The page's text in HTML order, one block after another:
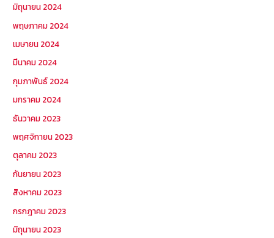
มิถุนายน 2024
พฤษภาคม 2024
เมษายน 2024
มีนาคม 2024
กุมภาพันธ์ 2024
มกราคม 2024
ธันวาคม 2023
พฤศจิกายน 2023
ตุลาคม 2023
กันยายน 2023
สิงหาคม 2023
กรกฎาคม 2023
มิถุนายน 2023